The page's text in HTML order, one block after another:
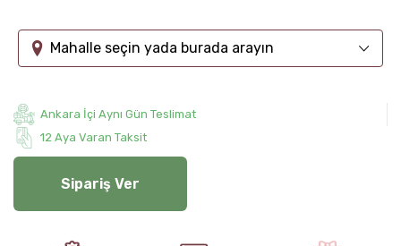
Mahalle seçin yada burada arayın
Ankara İçi Aynı Gün Teslimat
12 Aya Varan Taksit
Sipariş Ver